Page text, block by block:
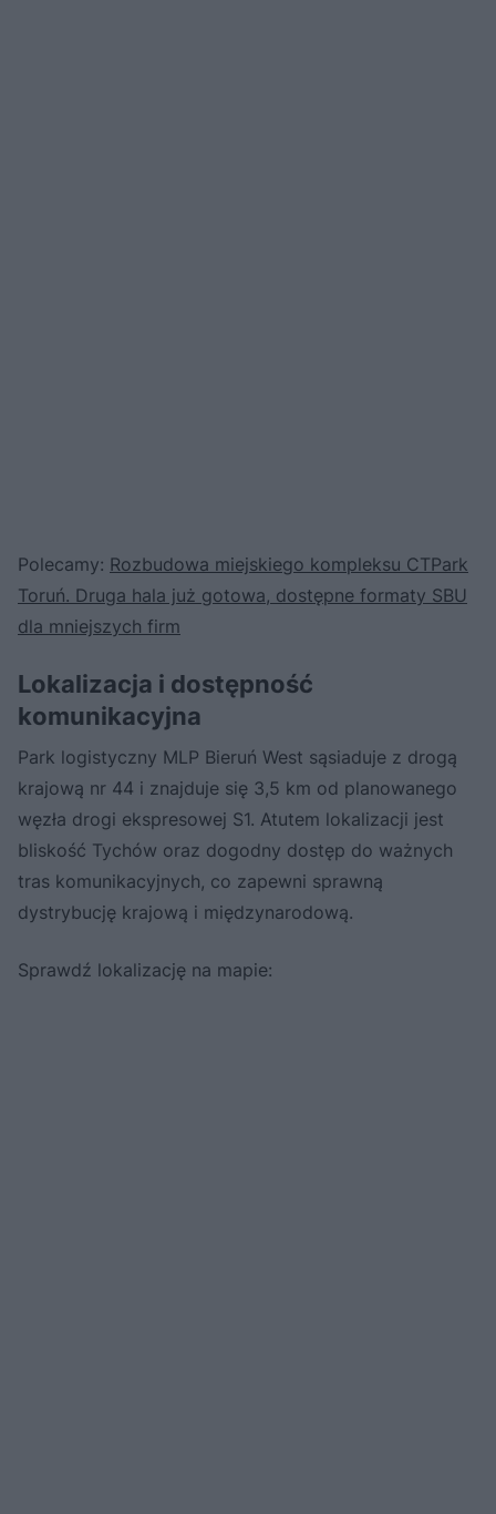
Polecamy: Rozbudowa miejskiego kompleksu CTPark
Toruń. Druga hala już gotowa, dostępne formaty SBU
dla mniejszych firm
Lokalizacja i dostępność
komunikacyjna
Park logistyczny MLP Bieruń West sąsiaduje z drogą
krajową nr 44 i znajduje się 3,5 km od planowanego
węzła drogi ekspresowej S1. Atutem lokalizacji jest
bliskość Tychów oraz dogodny dostęp do ważnych
tras komunikacyjnych, co zapewni sprawną
dystrybucję krajową i międzynarodową.
Sprawdź lokalizację na mapie: